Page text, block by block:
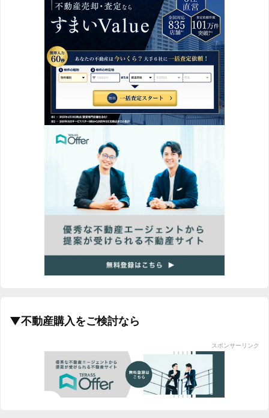
▼不動産購入をご検討なら
スポンサーリンク